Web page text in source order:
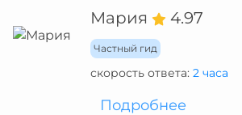
Мария 4.97
Частный гид
скорость ответа: 2 часа
Подробнее